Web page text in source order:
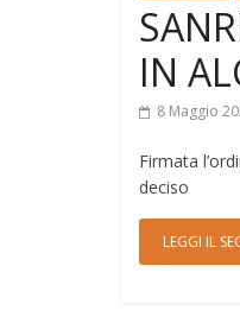
IN
8 Maggio
Firmata
deciso
LEGGI IL